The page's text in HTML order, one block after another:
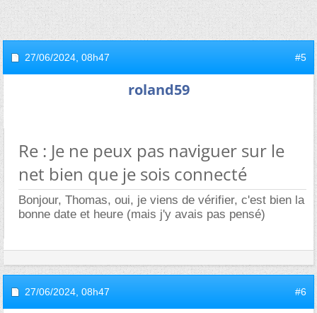
27/06/2024, 08h47 #5
roland59
Re : Je ne peux pas naviguer sur le
net bien que je sois connecté
Bonjour, Thomas, oui, je viens de vérifier, c'est bien la
bonne date et heure (mais j'y avais pas pensé)
27/06/2024, 08h47 #6